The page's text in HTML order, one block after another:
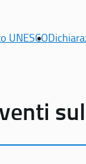
UNESCO